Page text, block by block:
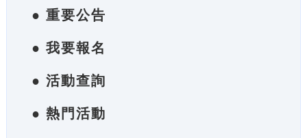
● 重要公告
● 我要報名
● 活動查詢
● 熱門活動